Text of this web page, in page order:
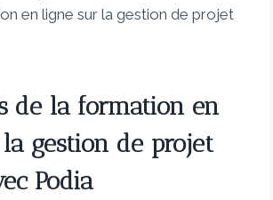
en ligne sur la gestion de projet
de la formation en
gestion de projet
Podia